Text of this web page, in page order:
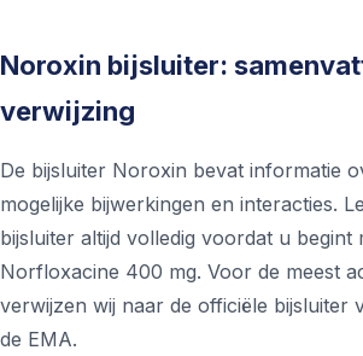
Noroxin bijsluiter:
verwijzing
De bijsluiter Noroxin bevat informatie
mogelijke bijwerkingen en interacties.
bijsluiter altijd volledig voordat u begint
Norfloxacine 400 mg. Voor de meest
verwijzen wij naar de officiële bijsluiter
de EMA.